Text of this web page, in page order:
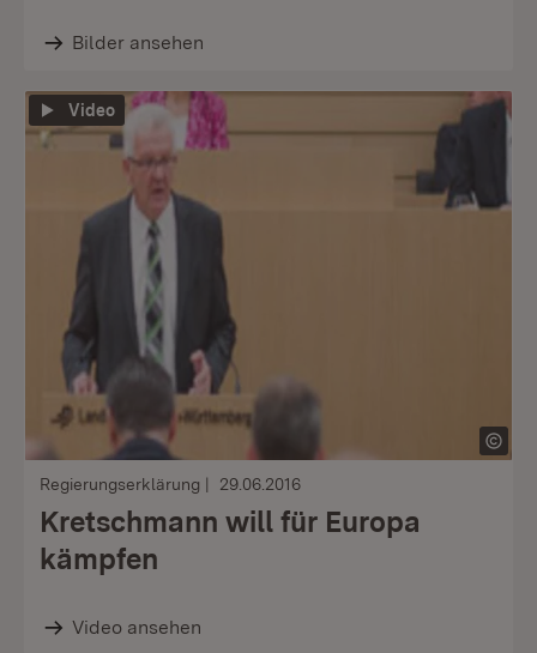
Bilder ansehen
Video
Regierungserklärung 29.06.2016
Kretschmann will für Europa
kämpfen
Video ansehen